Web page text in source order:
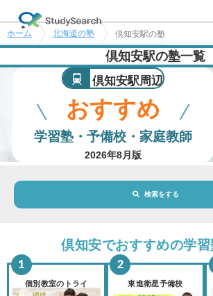
ホーム 北海道の塾 倶知安駅の塾
倶知安駅の塾一覧
倶知安駅周辺
おすすめ
学習塾・予備校・家庭教師
2026年8月版
検索をする
地域・駅 倶知安駅
選択されていません
倶知安でおすすめの学
個別教室のトライ 東進衛星予備校